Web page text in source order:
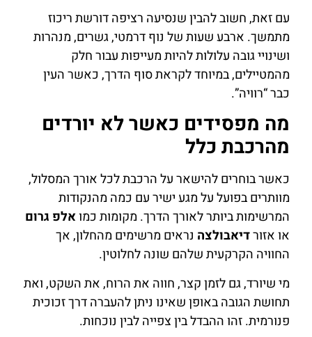
עם זאת, חשוב להבין שנסיעה רציפה דורשת ריכוז
מתמשך. ארבע שעות של נוף דרמטי, גשרים, מנהרות
ושינויי גובה עלולות להיות מעייפות עבור חלק
מהמטיילים, במיוחד לקראת סוף הדרך, כאשר העין
כבר “רוויה”.
מה מפסידים כאשר לא יורדים
מהרכבת כלל
כאשר בוחרים להישאר על הרכבת לכל אורך המסלול,
מוותרים בפועל על מגע ישיר עם כמה מהנקודות
המרשימות ביותר לאורך הדרך. מקומות כמואלפ גרום
או אזורדיאבולצה נראים מרשימים מהחלון, אך
החוויה הקרקעית שלהם שונה לחלוטין.
מי שיורד, גם לזמן קצר, חווה את הרוח, את השקט, ואת
תחושת הגובה באופן שאינו ניתן להעברה דרך זכוכית
פנורמית. זהו ההבדל בין צפייה לבין נוכחות.